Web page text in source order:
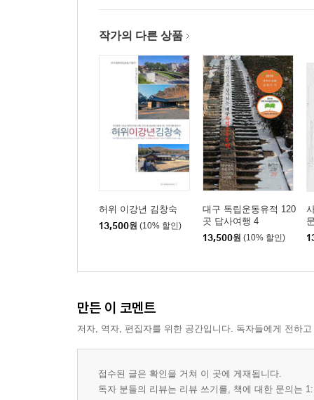
작가의 다른 상품
허위 이강년 김창숙
13,500원 (10% 할인)
대구 독립운동유적 120
곳 답사여행 4
13,500원 (10% 할인)
만든 이 코멘트
저자, 역자, 편집자를 위한 공간입니다. 독자들에게 전하
접수된 글은 확인을 거쳐 이 곳에 게재됩니다.
독자 분들의 리뷰는 리뷰 쓰기를, 책에 대한 문의는